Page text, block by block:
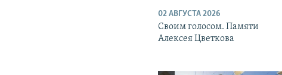
02 АВГУСТА 2026
Своим голосом. Памяти
Алексея Цветкова